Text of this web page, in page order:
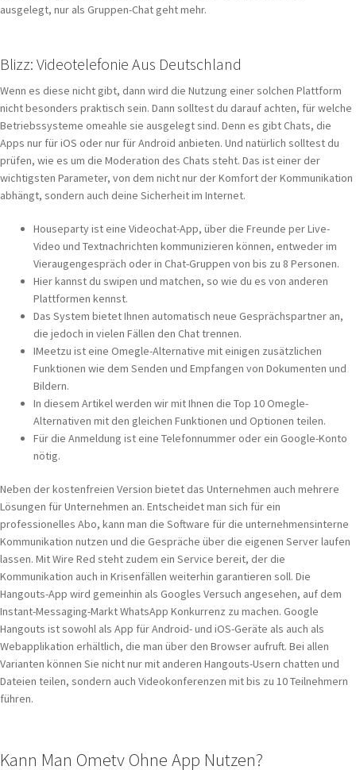
ausgelegt, nur als Gruppen-Chat geht mehr.
Blizz: Videotelefonie Aus Deutschland
Wenn es diese nicht gibt, dann wird die Nutzung einer solchen Plattform
nicht besonders praktisch sein. Dann solltest du darauf achten, für welche
Betriebssysteme omeahle sie ausgelegt sind. Denn es gibt Chats, die
Apps nur für iOS oder nur für Android anbieten. Und natürlich solltest du
prüfen, wie es um die Moderation des Chats steht. Das ist einer der
wichtigsten Parameter, von dem nicht nur der Komfort der Kommunikation
abhängt, sondern auch deine Sicherheit im Internet.
Houseparty ist eine Videochat-App, über die Freunde per Live-
Video und Textnachrichten kommunizieren können, entweder im
Vieraugengespräch oder in Chat-Gruppen von bis zu 8 Personen.
Hier kannst du swipen und matchen, so wie du es von anderen
Plattformen kennst.
Das System bietet Ihnen automatisch neue Gesprächspartner an,
die jedoch in vielen Fällen den Chat trennen.
IMeetzu ist eine Omegle-Alternative mit einigen zusätzlichen
Funktionen wie dem Senden und Empfangen von Dokumenten und
Bildern.
In diesem Artikel werden wir mit Ihnen die Top 10 Omegle-
Alternativen mit den gleichen Funktionen und Optionen teilen.
Für die Anmeldung ist eine Telefonnummer oder ein Google-Konto
nötig.
Neben der kostenfreien Version bietet das Unternehmen auch mehrere
Lösungen für Unternehmen an. Entscheidet man sich für ein
professionelles Abo, kann man die Software für die unternehmensinterne
Kommunikation nutzen und die Gespräche über die eigenen Server laufen
lassen. Mit Wire Red steht zudem ein Service bereit, der die
Kommunikation auch in Krisenfällen weiterhin garantieren soll. Die
Hangouts-App wird gemeinhin als Googles Versuch angesehen, auf dem
Instant-Messaging-Markt WhatsApp Konkurrenz zu machen. Google
Hangouts ist sowohl als App für Android- und iOS-Geräte als auch als
Webapplikation erhältlich, die man über den Browser aufruft. Bei allen
Varianten können Sie nicht nur mit anderen Hangouts-Usern chatten und
Dateien teilen, sondern auch Videokonferenzen mit bis zu 10 Teilnehmern
führen.
Kann Man Ometv Ohne App Nutzen?